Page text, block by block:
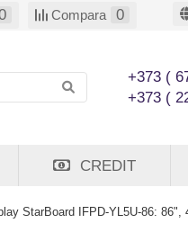
Compara 0
+373 (
+373 (
CREDIT
StarBoard IFPD-YL5U-86: 86",